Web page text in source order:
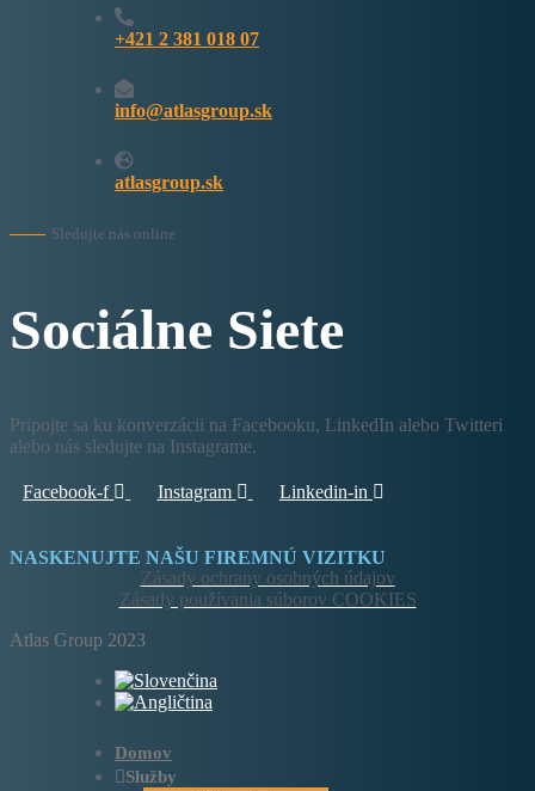
+421 2 381 018 07
info@atlasgroup.sk
atlasgroup.sk
Sledujte nás online
Sociálne Siete
Pripojte sa ku konverzácii na Facebooku, LinkedIn alebo Twitteri
alebo nás sledujte na Instagrame.
Facebook-f Instagram Linkedin-in
NASKENUJTE NAŠU FIREMNÚ VIZITKU
Zásady ochrany osobných údajov
Zásady používania súborov COOKIES
Atlas Group 2023
Domov
Služby